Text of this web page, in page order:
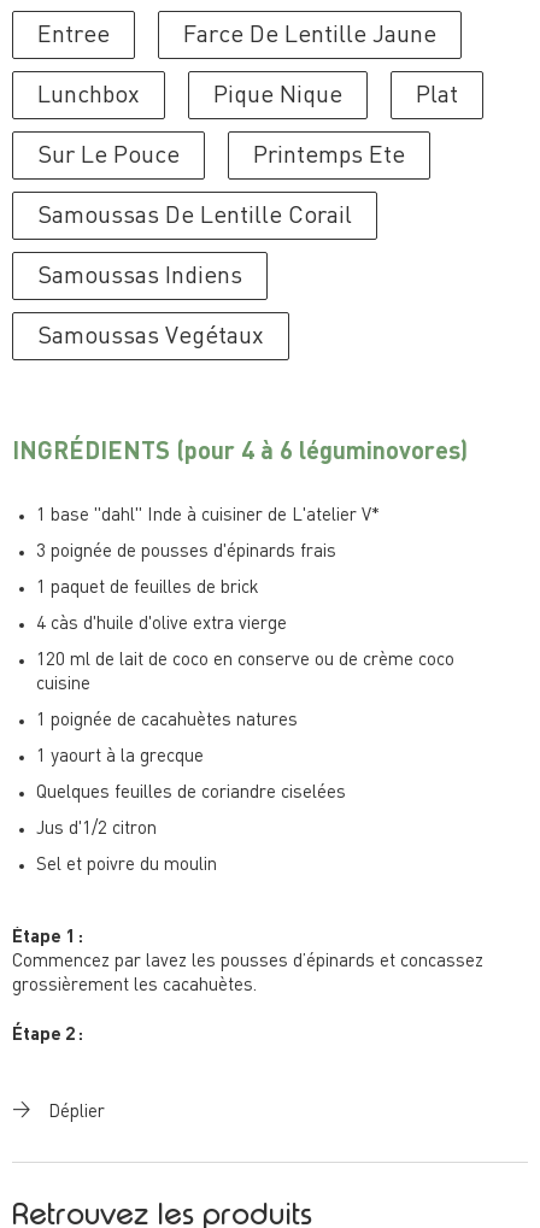
Entree Farce De Lentille Jaune
Lunchbox Pique Nique Plat
Sur Le Pouce Printemps Ete
Samoussas De Lentille Corail
Samoussas Indiens
Samoussas Vegétaux
INGRÉDIENTS (pour 4 à 6 léguminovores)
1 base "dahl" Inde à cuisiner de L'atelier V*
3 poignée de pousses d'épinards frais
1 paquet de feuilles de brick
4 càs d'huile d'olive extra vierge
120 ml de lait de coco en conserve ou de crème coco
cuisine
1 poignée de cacahuètes natures
1 yaourt à la grecque
Quelques feuilles de coriandre ciselées
Jus d'1/2 citron
Sel et poivre du moulin
Étape 1 :
Commencez par lavez les pousses d’épinards et concassez
grossièrement les cacahuètes.
Étape 2 :
épinards.
Étape 3 :
petit et laissez dorer. Réservez.
Déplier
Retrouvez les produits